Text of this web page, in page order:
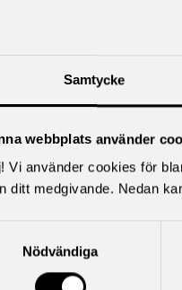
Samtycke
webbplats använder
Vi använder cookies för
ditt medgivande. Nedan
Nödvändiga